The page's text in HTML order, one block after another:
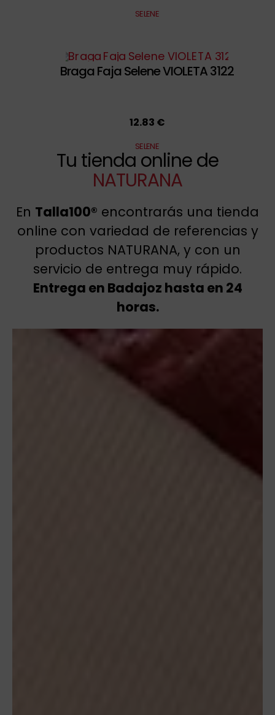
SELENE
Braga Faja Selene VIOLETA 3122
12.83 €
SELENE
Tu tienda online de
NATURANA
En Talla100® encontrarás una tienda
online con variedad de referencias y
productos NATURANA, y con un
servicio de entrega muy rápido.
Entrega en Badajoz hasta en 24
horas.